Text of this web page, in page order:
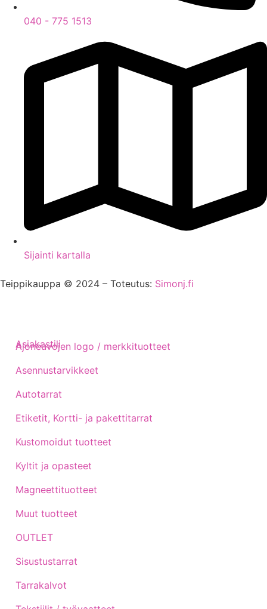
040 - 775 1513
Sijainti kartalla
Teippikauppa © 2024 – Toteutus: Simonj.fi
Ajoneuvojen logo / merkkituotteet
Asennustarvikkeet
Autotarrat
Etiketit, Kortti- ja pakettitarrat
Kustomoidut tuotteet
Kyltit ja opasteet
Magneettituotteet
Muut tuotteet
OUTLET
Sisustustarrat
Tarrakalvot
Asiakastili